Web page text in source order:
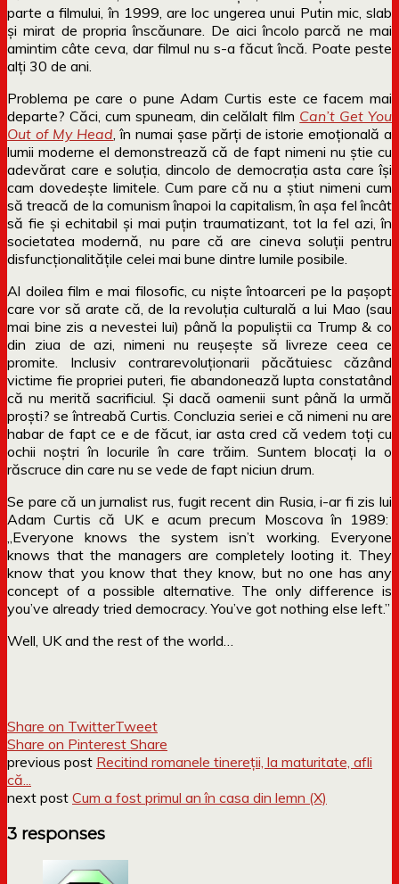
parte a filmului, în 1999, are loc ungerea unui Putin mic, slab
și mirat de propria înscăunare. De aici încolo parcă ne mai
amintim câte ceva, dar filmul nu s-a făcut încă. Poate peste
alți 30 de ani.
Problema pe care o pune Adam Curtis este ce facem mai
departe? Căci, cum spuneam, din celălalt film Can’t Get You
Out of My Head , în numai șase părți de istorie emoțională a
lumii moderne el demonstrează că de fapt nimeni nu știe cu
adevărat care e soluția, dincolo de democrația asta care își
cam dovedește limitele. Cum pare că nu a știut nimeni cum
să treacă de la comunism înapoi la capitalism, în așa fel încât
să fie și echitabil și mai puțin traumatizant, tot la fel azi, în
societatea modernă, nu pare că are cineva soluții pentru
disfuncționalitățile celei mai bune dintre lumile posibile.
Al doilea film e mai filosofic, cu niște întoarceri pe la pașopt
care vor să arate că, de la revoluția culturală a lui Mao (sau
mai bine zis a nevestei lui) până la populiștii ca Trump & co
din ziua de azi, nimeni nu reușește să livreze ceea ce
promite. Inclusiv contrarevoluționarii păcătuiesc căzând
victime fie propriei puteri, fie abandonează lupta constatând
că nu merită sacrificiul. Și dacă oamenii sunt până la urmă
proști? se întreabă Curtis. Concluzia seriei e că nimeni nu are
habar de fapt ce e de făcut, iar asta cred că vedem toți cu
ochii noștri în locurile în care trăim. Suntem blocați la o
răscruce din care nu se vede de fapt niciun drum.
Se pare că un jurnalist rus, fugit recent din Rusia, i-ar fi zis lui
Adam Curtis că UK e acum precum Moscova în 1989:
„Everyone knows the system isn’t working. Everyone
knows that the managers are completely looting it. They
know that you know that they know, but no one has any
concept of a possible alternative. The only difference is
you’ve already tried democracy. You’ve got nothing else left.”
Well, UK and the rest of the world…
Share on TwitterTweet
Share on Pinterest Share
previous post Recitind romanele tinereții, la maturitate, afli
că...
next post Cum a fost primul an în casa din lemn (X)
3 responses